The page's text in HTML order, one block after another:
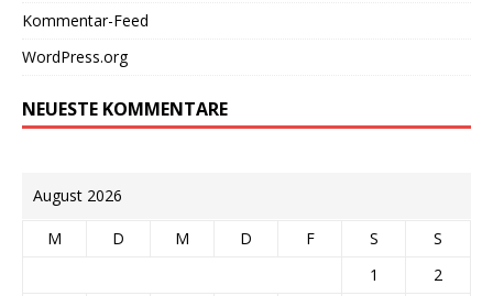
Kommentar-Feed
WordPress.org
NEUESTE KOMMENTARE
August 2026
M D M D F S
S
1
2